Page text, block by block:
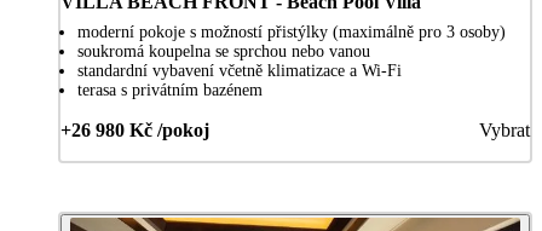
moderní pokoje s možností přistýlky (maximálně pro 3 osoby)
soukromá koupelna se sprchou nebo vanou
standardní vybavení včetně klimatizace a Wi-Fi
terasa s privátním bazénem
+26 980 Kč /pokoj Vybrat